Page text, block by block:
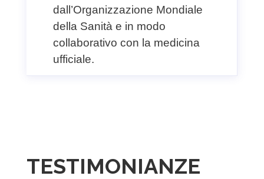
dall’Organizzazione Mondiale
della Sanità e in modo
collaborativo con la medicina
ufficiale.
TESTIMONIANZE